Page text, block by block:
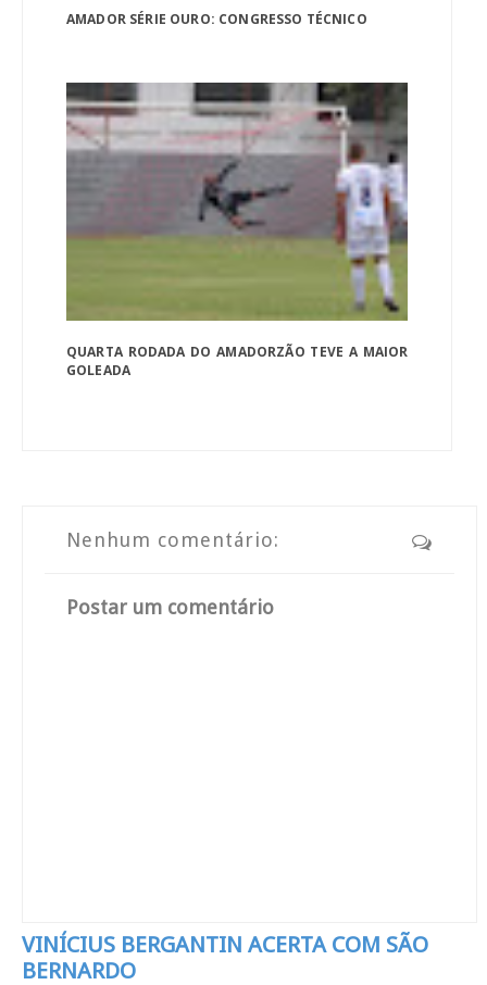
AMADOR SÉRIE OURO: CONGRESSO TÉCNICO
QUARTA RODADA DO AMADORZÃO TEVE A MAIOR
GOLEADA
Nenhum comentário:
Postar um comentário
VINÍCIUS BERGANTIN ACERTA COM SÃO
BERNARDO